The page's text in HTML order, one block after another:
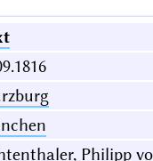
Philipp